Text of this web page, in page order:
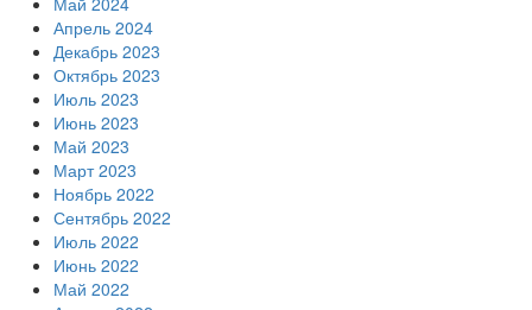
Апрель 2024
Декабрь 2023
Октябрь 2023
Июль 2023
Июнь 2023
Май 2023
Март 2023
Ноябрь 2022
Сентябрь 2022
Июль 2022
Июнь 2022
Май 2022